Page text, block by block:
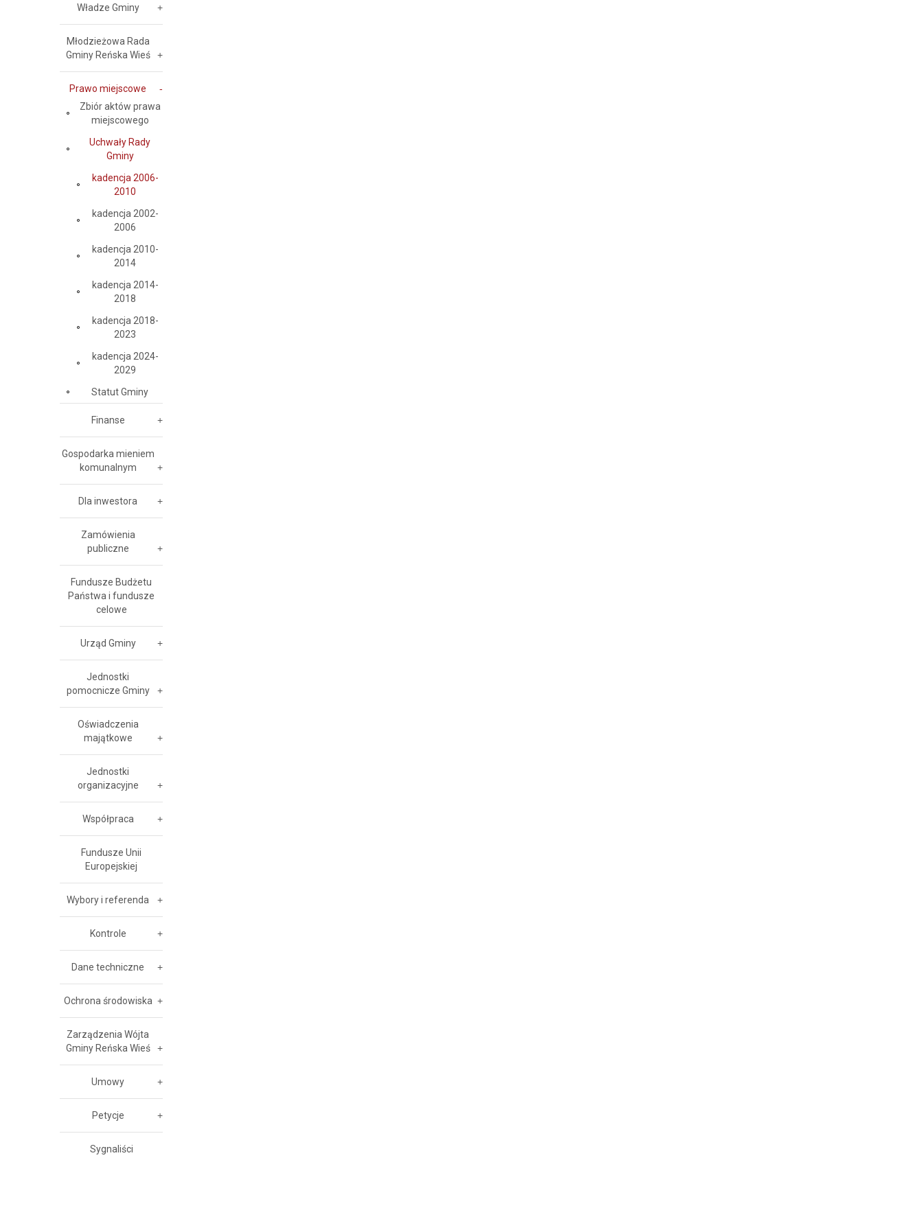
Władze Gminy
Młodzieżowa Rada
Gminy Reńska Wieś
Prawo miejscowe
Zbiór aktów prawa
miejscowego
Uchwały Rady
Gminy
kadencja 2006-
2010
kadencja 2002-
2006
kadencja 2010-
2014
kadencja 2014-
2018
kadencja 2018-
2023
kadencja 2024-
2029
Statut Gminy
Finanse
Gospodarka mieniem
komunalnym
Dla inwestora
Zamówienia
publiczne
Fundusze Budżetu
Państwa i fundusze
celowe
Urząd Gminy
Jednostki
pomocnicze Gminy
Oświadczenia
majątkowe
Jednostki
organizacyjne
Współpraca
Fundusze Unii
Europejskiej
Wybory i referenda
Kontrole
Dane techniczne
Ochrona środowiska
Zarządzenia Wójta
Gminy Reńska Wieś
Umowy
Petycje
Sygnaliści